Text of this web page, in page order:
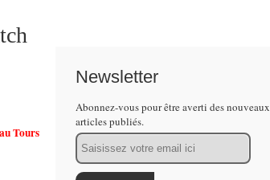
Tours
Newsletter
Abonnez-vous pour être averti des nouveaux
articles publiés.
Email